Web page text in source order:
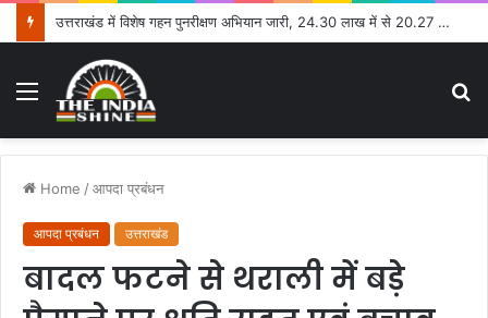
उत्तराखंड में विशेष गहन पुनरीक्षण अभियान जारी, 24.30 लाख में से 20.27 लाख मतदाताओं तक पहुंचे नोटिस: सीईओ
Menu
Home /आपदा प्रबंधन
आपदा प्रबंधन उत्तराखंड
बादल फटने से थराली में बड़े